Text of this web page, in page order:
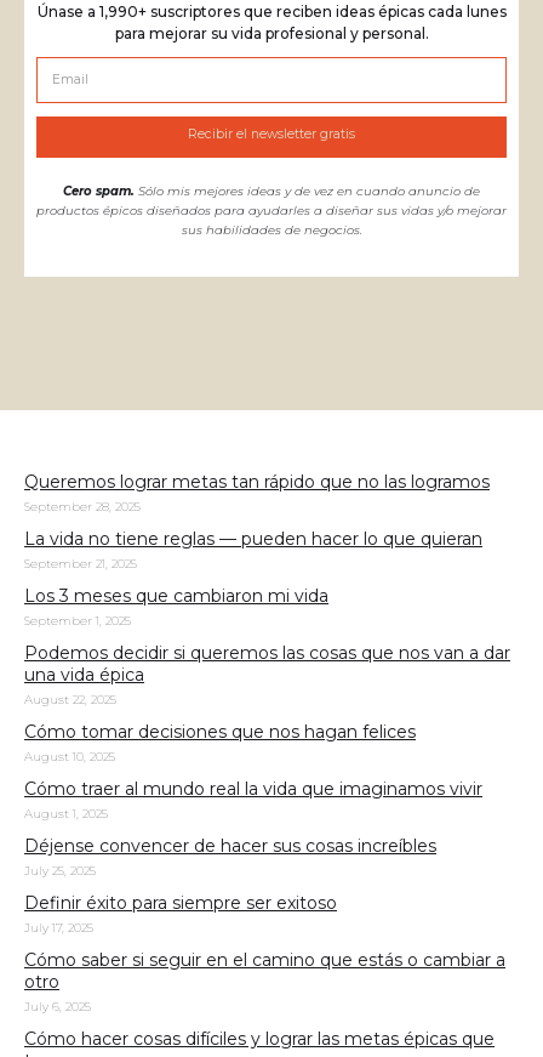
Únase a 1,990+ suscriptores que reciben ideas épicas cada lunes
para mejorar su vida profesional y personal.
Cero spam. Sólo mis mejores ideas y de vez en cuando anuncio de
productos épicos diseñados para ayudarles a diseñar sus vidas y/o mejorar
sus habilidades de negocios.
Queremos lograr metas tan rápido que no las logramos
September 28, 2025
La vida no tiene reglas — pueden hacer lo que quieran
September 21, 2025
Los 3 meses que cambiaron mi vida
September 1, 2025
Podemos decidir si queremos las cosas que nos van a dar
una vida épica
August 22, 2025
Cómo tomar decisiones que nos hagan felices
August 10, 2025
Cómo traer al mundo real la vida que imaginamos vivir
August 1, 2025
Déjense convencer de hacer sus cosas increíbles
July 25, 2025
Definir éxito para siempre ser exitoso
July 17, 2025
Cómo saber si seguir en el camino que estás o cambiar a
otro
July 6, 2025
Cómo hacer cosas difíciles y lograr las metas épicas que